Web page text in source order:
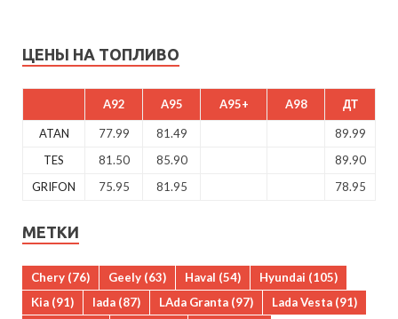
ЦЕНЫ НА ТОПЛИВО
A92 A95 A95+ A98 ДТ
ATAN 77.99 81.49
89.99
TES
81.50 85.90
89.90
GRIFON
75.95 81.95 78.95
МЕТКИ
Chery (76) Geely (63) Haval (54) Hyundai (105)
Kia (91) lada (87) LAda Granta (97) Lada Vesta (91)